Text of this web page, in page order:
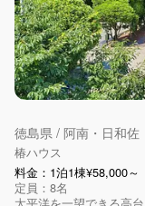
徳島県 / 阿南・日和佐
椿ハウス
料金：1泊1棟¥58,000～
定員：8名